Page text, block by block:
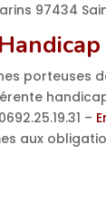
97434
porteuses
–
aux